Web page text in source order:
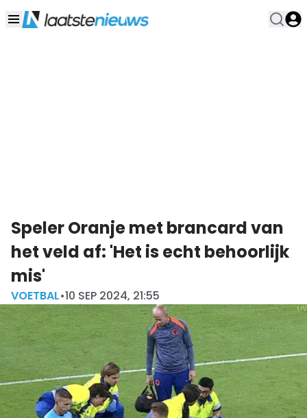
Speler Oranje met brancard van
het veld af: 'Het is echt behoorlijk
mis'
VOETBAL•10 SEP 2024, 21:55